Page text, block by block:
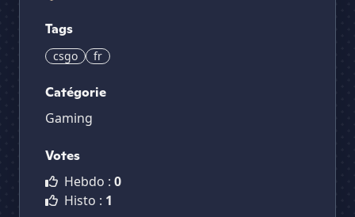
Tags
csgo fr
Catégorie
Gaming
Votes
Hebdo : 0
Histo : 1